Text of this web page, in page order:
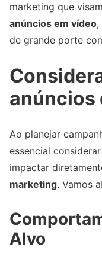
marketing que
anúncios em vídeo,
de grande porte
anúncios
Ao planejar
essencial
impactar
marketing. Vamos
Alvo